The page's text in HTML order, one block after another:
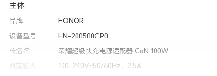
主体
品牌
HONOR
设备型号
HN-200500CP0
传播名
荣耀超级快充电源适配器 GaN 100W
额定输入
100-240V~50/60Hz，2.5A